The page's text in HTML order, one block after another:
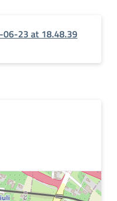
06-23 at 18.48.39